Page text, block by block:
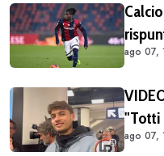
ago 07,
"Totti
il
ago 07,